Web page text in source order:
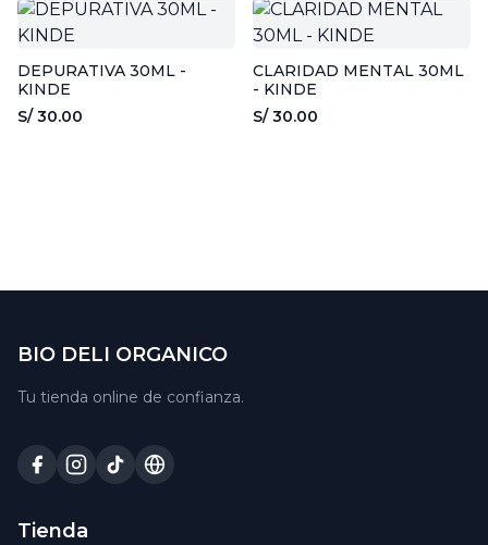
DEPURATIVA 30ML -
KINDE
S/ 30.00
CLARIDAD MENTAL 30ML
- KINDE
S/ 30.00
BIO DELI ORGANICO
Tu tienda online de confianza.
Tienda